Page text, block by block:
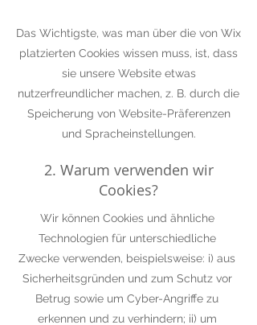
Das Wichtigste, was man über die von Wix
platzierten Cookies wissen muss, ist, dass
sie unsere Website etwas
nutzerfreundlicher machen, z. B. durch die
Speicherung von Website-Präferenzen
und Spracheinstellungen.
2. Warum verwenden wir
Cookies?
Wir können Cookies und ähnliche
Technologien für unterschiedliche
Zwecke verwenden, beispielsweise: i) aus
Sicherheitsgründen und zum Schutz vor
Betrug sowie um Cyber-Angriffe zu
erkennen und zu verhindern; ii) um